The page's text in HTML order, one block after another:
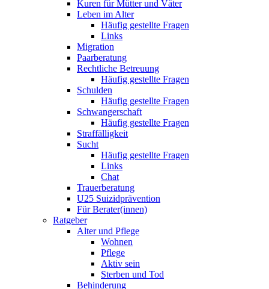
Kuren für Mütter und Väter
Leben im Alter
Häufig gestellte Fragen
Links
Migration
Paarberatung
Rechtliche Betreuung
Häufig gestellte Fragen
Schulden
Häufig gestellte Fragen
Schwangerschaft
Häufig gestellte Fragen
Straffälligkeit
Sucht
Häufig gestellte Fragen
Links
Chat
Trauerberatung
U25 Suizidprävention
Für Berater(innen)
Ratgeber
Alter und Pflege
Wohnen
Pflege
Aktiv sein
Sterben und Tod
Behinderung